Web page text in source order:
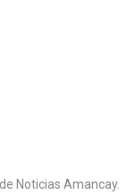
Noticias Amancay.